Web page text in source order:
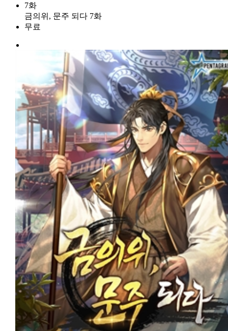
7화
금의위, 문주 되다 7화
무료